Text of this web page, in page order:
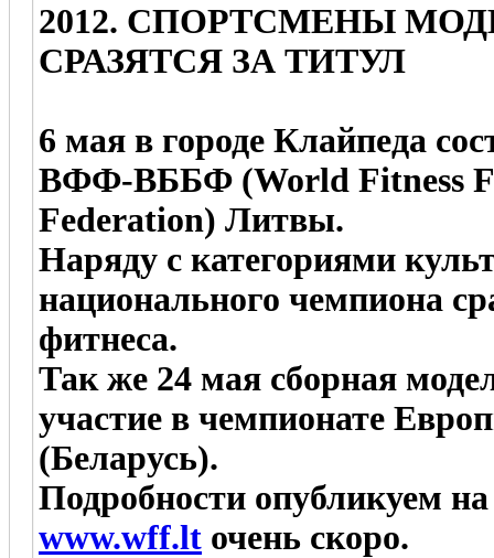
2012. СПОРТСМЕНЫ
СРАЗЯТСЯ ЗА ТИТУЛ
6 мая в городе Клайпеда
ВФФ-ВББФ (World Fitness
Federation) Литвы.
Наряду с категориями
национального чемпиона
фитнеса.
Так же 24 мая сборная
участие в чемпионате
(Беларусь).
Подробности опубликуем
www.wff.lt очень скоро.